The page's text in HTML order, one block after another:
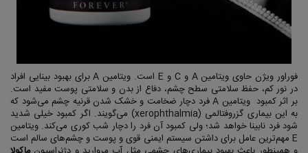
فوراور ویژن حاوی ویتامین A و C و E است. ویتامین‌ A برای بهبود بینایی افراد
در نور کم، حفظ سلامتی سطح چشم، دفاع از بدن و سلامتی پوست مفید است.
بر اثر کمبود ویتامین A فرد دچار ضخامت و خشک شدن قرنیه چشم می‌شود که
به این بیماری گزروفتالمی (xerophthalmia) می‌گویند. اگر کمبود خیلی شدید
شود فرد نابینا خواهد شد؛ ولی کمبود آن فرد را دچار شب کوری می‌کند. ویتامین
E مهم‌ترین عامل برای داشتن سیستم ایمنی قوی و پوست و چشم‌های سالم است